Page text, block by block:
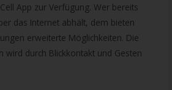
App zur Verfügung. Wer bereits
das Internet abhält, dem bieten
erweiterte Möglichkeiten. Die
wird durch Blickkontakt und Gesten